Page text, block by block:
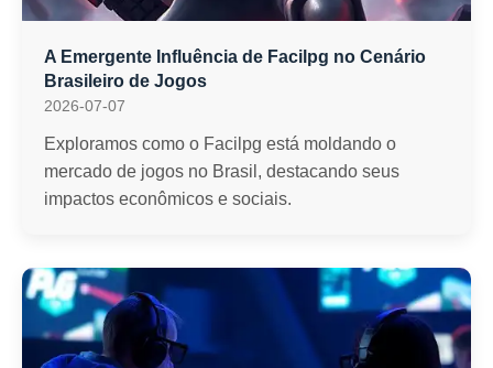
A Emergente Influência de Facilpg no Cenário
Brasileiro de Jogos
2026-07-07
Exploramos como o Facilpg está moldando o
mercado de jogos no Brasil, destacando seus
impactos econômicos e sociais.